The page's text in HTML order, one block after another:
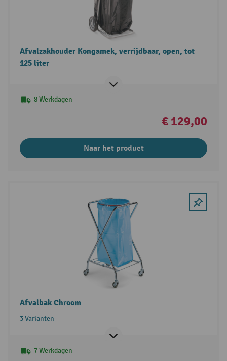
Afvalzakhouder Kongamek, verrijdbaar, open, tot
125 liter
8 Werkdagen
€ 129,00
Naar het product
Afvalbak Chroom
3 Varianten
7 Werkdagen